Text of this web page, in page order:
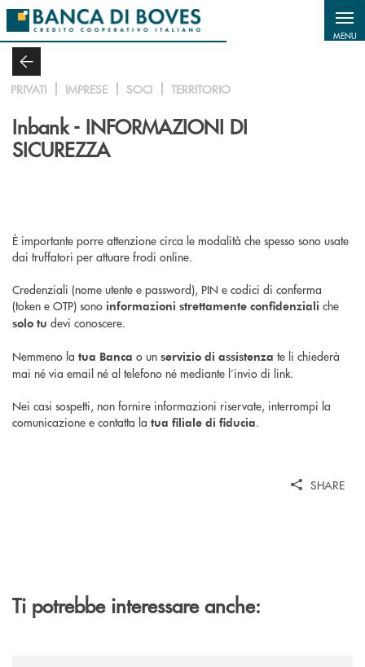
Salta al contenuto principale
MENU
PRIVATI IMPRESE SOCI TERRITORIO
Inbank - INFORMAZIONI DI
SICUREZZA
È importante porre attenzione circa le modalità che spesso sono usate
dai truffatori per attuare frodi online.
Credenziali (nome utente e password), PIN e codici di conferma
(token e OTP) sono informazioni strettamente confidenziali che
solo tu devi conoscere.
Nemmeno la tua Banca o un servizio di assistenza te li chiederà
mai né via email né al telefono né mediante l’invio di link.
Nei casi sospetti, non fornire informazioni riservate, interrompi la
comunicazione e contatta la tua filiale di fiducia.
SHARE
Ti potrebbe interessare anche: